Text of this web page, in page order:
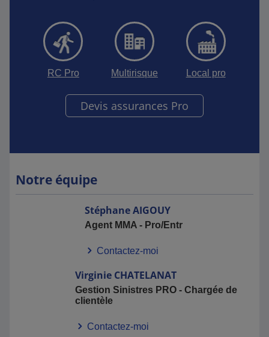
RC Pro Multirisque Local pro
Devis assurances Pro
Notre équipe
StéphaneAIGOUY
Agent MMA - Pro/Entr
Contactez-moi
Virginie CHATELANAT
Gestion Sinistres PRO - Chargée de
clientèle
Contactez-moi